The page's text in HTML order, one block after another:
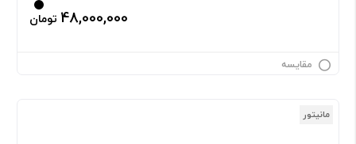
48,000,000 تومان
مقایسه
مانیتور